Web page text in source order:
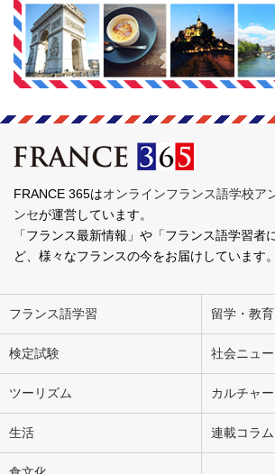
FRANCE 365はオンラインフランス語学校ア
ンセが運営しています。
「フランス最新情報」や「フランス語学習者
ど、様々なフランスの今をお届けしています。
フランス語学習 留学・教育
検定試験 社会ニュー
ツーリズム カルチャー
生活 連載コラム